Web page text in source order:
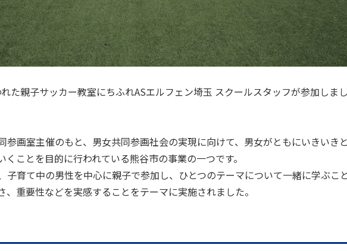
た親子サッカー教室にちふれASエルフェン埼玉 スクールスタッフが参加しま
参画室主催のもと、男女共同参画社会の実現に向けて、男女がともにいきいき
ことを目的に行われている熊谷市の事業の一つです。
子育て中の男性を中心に親子で参加し、ひとつのテーマについて一緒に学ぶこ
、重要性などを実感することをテーマに実施されました。